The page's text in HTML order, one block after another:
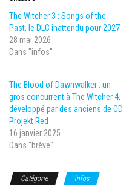
The Witcher 3 : Songs of the
Past, le DLC inattendu pour 2027
28 mai 2026
Dans "infos"
The Blood of Dawnwalker : un
gros concurrent à The Witcher 4,
développé par des anciens de CD
Projekt Red
16 janvier 2025
Dans "brève"
Catégorie infos